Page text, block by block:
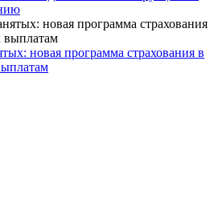
новая программа страхования в